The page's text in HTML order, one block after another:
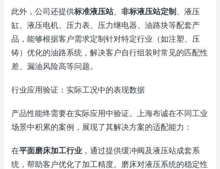
此外，公司还提供标准液压站、 非标液压站定制
、液压
缸、液压电机、压力表、压力继电器、油路块等配套产
品，能够根据客户需求定制针对特定行业（如注塑、压
铸）优化的油路系统，解决客户自行组装时常见的匹配性
差、漏油风险高等问题。
行业应用验证：实际工况中的表现数据
产品性能终需要在实际应用中验证。上海布诚在不同工业
场景中积累的案例，展现了其解决方案的适配能力：
在平面磨床加工行业 ，通过提供缓冲阀及液压站成套系
统，帮助客户优化了加工精度。磨床对液压系统的稳定性